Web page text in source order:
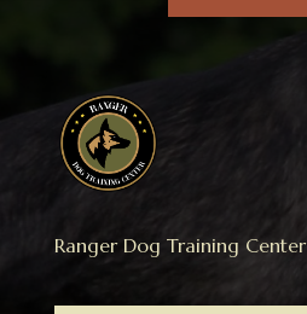
Ranger Dog Training Center